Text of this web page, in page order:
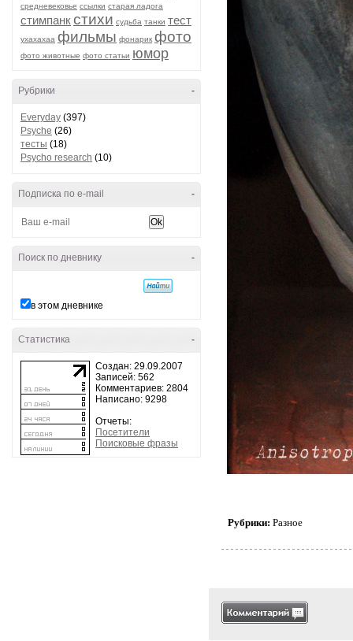
средневековье ссылки старая ладога
стимпанкстихи судьба танки тест
ухахахаа фильмы фонарик фото
фото животные фото статьи юмор
-
Рубрики
Everyday (397)
Psyche (26)
тесты (18)
Psycho research (10)
-
Подписка по e-mail
-
Поиск по дневнику
в этом дневнике
-
Статистика
Создан: 29.09.2007
Записей: 562
Комментариев: 2804
Написано: 9298
Отчеты:
Посетители
Поисковые фразы
Рубрики: Разное